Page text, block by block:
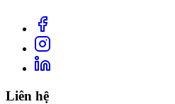
Liên hệ